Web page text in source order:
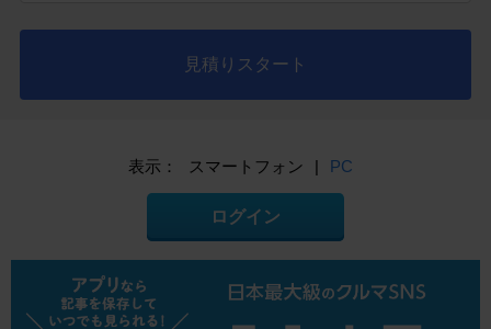
見積りスタート
表示： スマートフォン | PC
ログイン